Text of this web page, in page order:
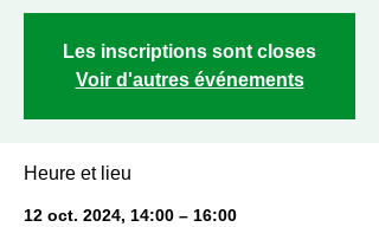
Les inscriptions sont closes
Voir d'autres événements
Heure et lieu
12 oct. 2024, 14:00 – 16:00